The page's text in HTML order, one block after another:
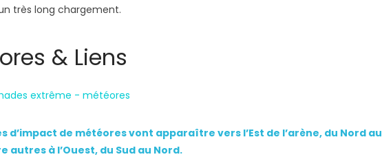
très long chargement.
& Liens
d’impact de météores vont apparaître vers l’Est de l’arène, du Nord au
autres à l’Ouest, du Sud au Nord.